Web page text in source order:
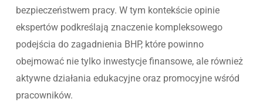
bezpieczeństwem pracy. W tym kontekście opinie
ekspertów podkreślają znaczenie kompleksowego
podejścia do zagadnienia BHP, które powinno
obejmować nie tylko inwestycje finansowe, ale również
aktywne działania edukacyjne oraz promocyjne wśród
pracowników.